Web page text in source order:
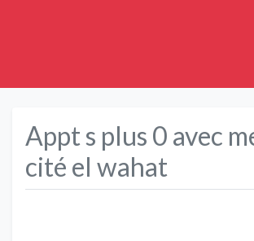
Appt s plus 0 avec
cité el wahat